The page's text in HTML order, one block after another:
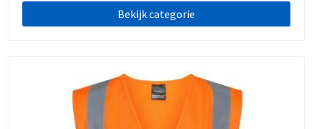
Bekijk categorie